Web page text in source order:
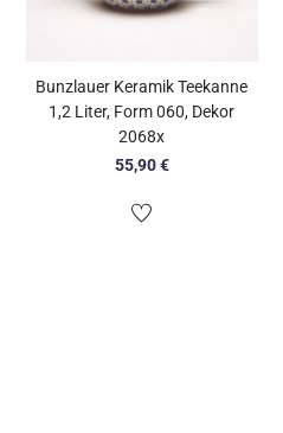
Bunzlauer Keramik Teekanne
1,2 Liter, Form 060, Dekor
2068x
55,90€